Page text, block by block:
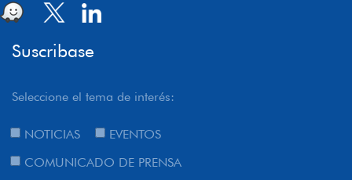
Suscribase
Seleccione el tema de interés:
NOTICIAS
EVENTOS
COMUNICADO DE PRENSA